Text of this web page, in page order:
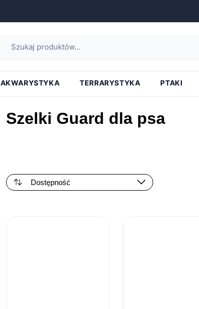
AKWARYSTYKA TERRARYSTYKA PTAKI
Szelki Guard dla psa